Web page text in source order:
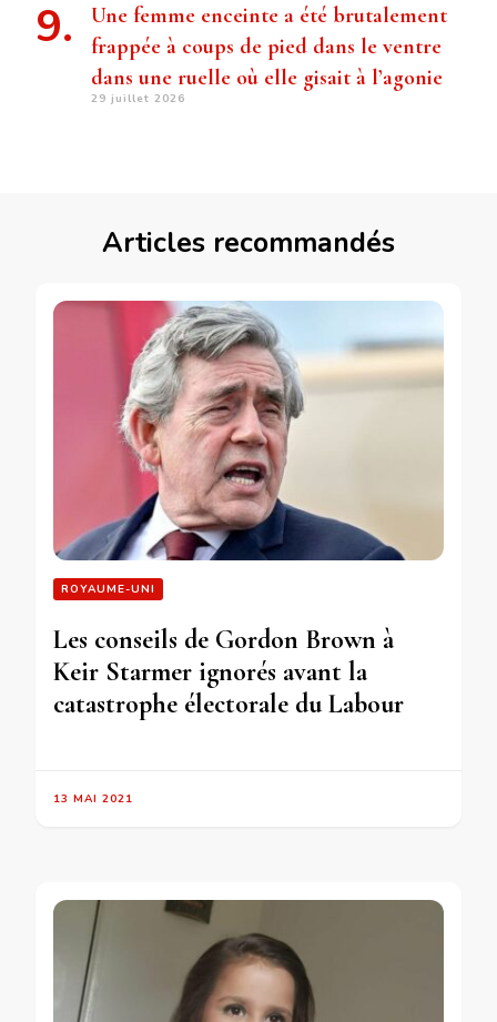
Une femme enceinte a été brutalement
frappée à coups de pied dans le ventre
dans une ruelle où elle gisait à l’agonie
29 juillet 2026
Articles recommandés
ROYAUME-UNI
Les conseils de Gordon Brown à
Keir Starmer ignorés avant la
catastrophe électorale du Labour
13 MAI 2021